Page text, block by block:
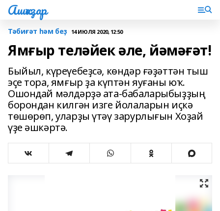
Ашҡаҙар
Тәбиғәт һәм беҙ 14 ИЮЛЯ 2020, 12:50
Ямғыр теләйек әле, йәмәғәт!
Быйыл, күреүебеҙсә, көндәр ғәҙәттән тыш
эҫе тора, ямғыр ҙа күптән яуғаны юҡ.
Ошондай мәлдәрҙә ата-бабаларыбыҙҙың
борондан килгән изге йолаларын иҫкә
төшөрөп, уларҙы үтәү зарурлығын Хоҙай
үҙе әшкәртә.